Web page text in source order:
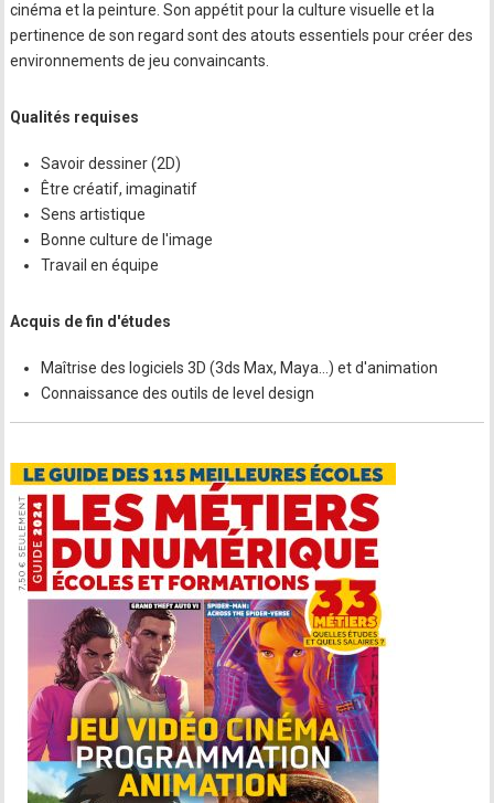
cinéma et la peinture. Son appétit pour la culture visuelle et la
pertinence de son regard sont des atouts essentiels pour créer des
environnements de jeu convaincants.
Qualités requises
Savoir dessiner (2D)
Être créatif, imaginatif
Sens artistique
Bonne culture de l'image
Travail en équipe
Acquis de fin d'études
Maîtrise des logiciels 3D (3ds Max, Maya…) et d'animation
Connaissance des outils de level design